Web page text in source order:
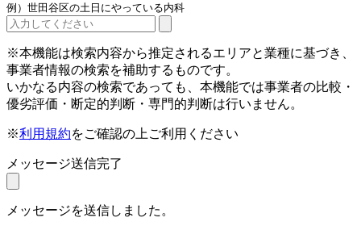
例）世田谷区の土日にやっている内科
※本機能は検索内容から推定されるエリアと業種に基づき、
事業者情報の検索を補助するものです。
いかなる内容の検索であっても、本機能では事業者の比較・
優劣評価・断定的判断・専門的判断は行いません。
※利用規約をご確認の上ご利用ください
メッセージ送信完了
メッセージを送信しました。